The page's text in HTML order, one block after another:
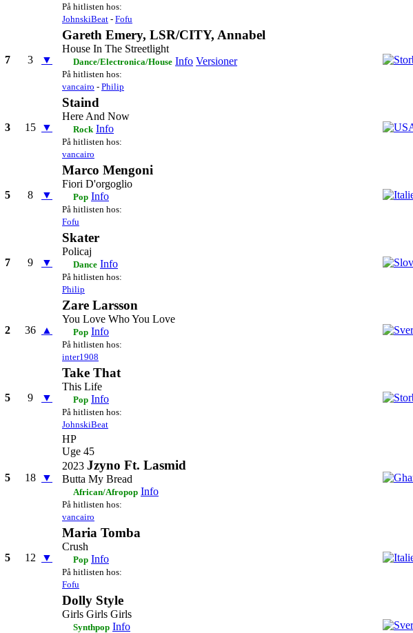
På hitlisten hos:
JohnskiBeat - Fofu
7 3 ▼
Gareth Emery, LSR/CITY, Annabel
House In The Streetlight
Dance/Electronica/House Info Versioner
På hitlisten hos:
vancairo - Philip
3 15 ▼
Staind
Here And Now
Rock Info
På hitlisten hos:
vancairo
5 8 ▼
Marco Mengoni
Fiori D'orgoglio
Pop Info
På hitlisten hos:
Fofu
7 9 ▼
Skater
Policaj
Dance Info
På hitlisten hos:
Philip
2 36 ▲
Zare Larsson
You Love Who You Love
Pop Info
På hitlisten hos:
inter1908
5 9 ▼
Take That
This Life
Pop Info
På hitlisten hos:
JohnskiBeat
5 18 ▼
HP
Uge 45
2023 Jzyno Ft. Lasmid
Butta My Bread
African/Afropop Info
På hitlisten hos:
vancairo
5 12 ▼
Maria Tomba
Crush
Pop Info
På hitlisten hos:
Fofu
Dolly Style
Girls Girls Girls
Synthpop Info